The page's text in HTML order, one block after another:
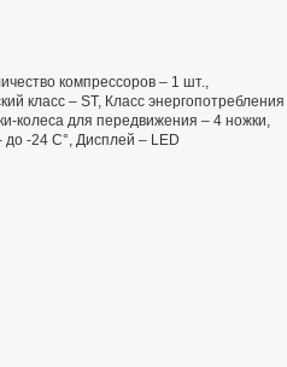
компрессоров – 1 шт.,
класс – ST, Класс энергопотребления
колеса для передвижения – 4 ножки,
-24 С°, Дисплей – LED